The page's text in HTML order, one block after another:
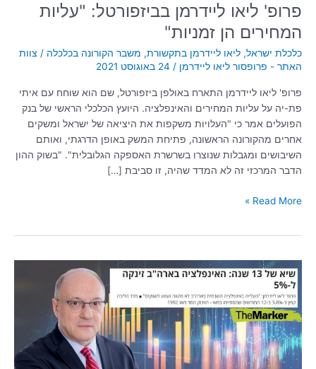
פרופ' ליאו ליידרמן בביזפורטל: "עליות
המחירים הן זמניות"
כלכלת ישראל, ליאו ליידרמן בתקשורת, משבר הקורונה בכלכלה / צוות
האתר - פרופסור ליאו ליידרמן / 24 באוגוסט 2021
פרופ' ליאו ליידרמן התארח באולפן ביזפורטל, שם הוא שוחח עם איתי
פת-יה על עליות המחירים והאינפלציה. היועץ הכלכלי הראשי של בנק
הפועלים אמר כי "העלויות משקפות את היציאה של ישראל ומשקים
אחרים מהקורונה הראשונה, פתיחת המשק באופן הדרגתי, ואותם
השיבושים ומגבלות שנוצרו בשרשרת האספקה הגלובלית". "בשוק ההון
הדבר המרכזי זה לא המדד שהיה, זו סביבת […]
Read More »
ליאו
ליידרמן
ב'דה
מרקר':
"השוק
מאמין
שההאצה